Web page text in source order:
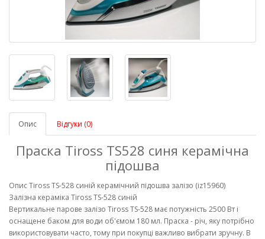
Опис Відгуки (0)
Праска Tiross TS528 синя керамічна
підошва
Опис Tiross TS-528 синій керамічний підошва залізо (iz15960)
Залізна кераміка Tiross TS-528 синій
Вертикальне парове залізо Tiross TS-528 має потужність 2500 Вт і
оснащене баком для води об'ємом 180 мл. Праска - річ, яку потрібно
використовувати часто, тому при покупці важливо вибрати зручну. В